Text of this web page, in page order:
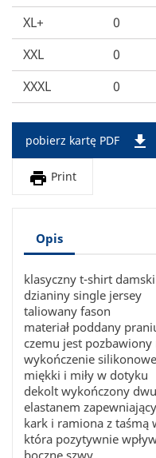
XL+
0
XXL
0
XXXL
0
pobierz kartę PDF 
 Print
Opis
klasyczny t-shirt
dzianiny single jersey
taliowany fason
materiał poddany
czemu jest
wykończenie
miękki i miły w dotyku
dekolt wykończony
elastanem
kark i ramiona z taśmą
która pozytywnie
boczne szwy